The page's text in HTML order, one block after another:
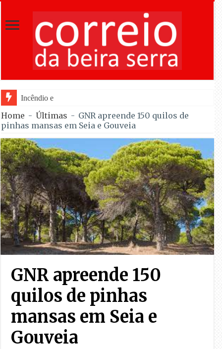
Incêndio em Fornos de Algodres reacende
Home - Últimas - GNR apreende 150 quilos de
pinhas mansas em Seia e Gouveia
GNR apreende 150
quilos de pinhas
mansas em Seia e
Gouveia